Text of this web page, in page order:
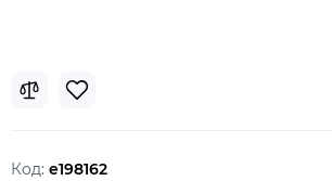
Код: e198162